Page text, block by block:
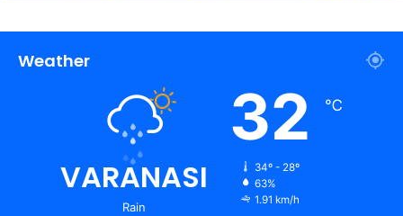
Weather
VARANASI
Rain
32 ℃
34º - 28º
63%
1.91 km/h